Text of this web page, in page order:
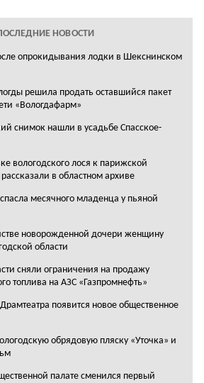
НОВОСТИ
опрокидывания лодки в Шекснинском
решила продать оставшийся пакет
«Вологдафарм»
снимок нашли в усадьбе Спасское-
вологодского лося к парижской
в областном архиве
месячного младенца у пьяной
новорожденной дочери женщину
области
сняли ограничения на продажу
топлива на АЗС «Газпромнефть»
появится новое общественное
обрядовую пляску «Уточка» и
палате сменился первый